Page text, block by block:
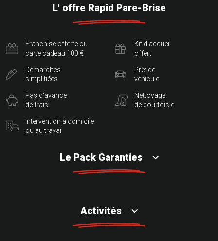
L' offre Rapid Pare-Brise
Franchise offerte ou
carte cadeau 100 €
Démarches
simplifiées
Pas d'avance
de frais
Intervention à domicile
ou au travail
Kit d'accueil
offert
Prêt de
véhicule
Nettoyage
de courtoisie
Le Pack Garanties
Activités